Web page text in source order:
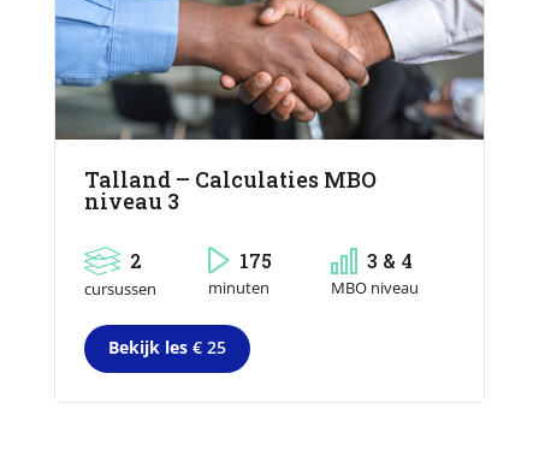
Talland – Calculaties MBO
niveau 3
2
cursussen
175
minuten
3 & 4
MBO niveau
Bekijk les € 25